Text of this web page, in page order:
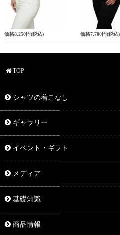
価格8,250円(税込) 価格7,700円(税込)
TOP
シャツの着こなし
ギャラリー
イベント・ギフト
メディア
基礎知識
商品情報